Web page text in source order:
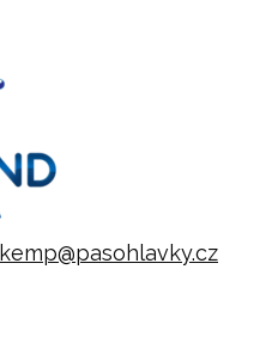
kemp@pasohlavky.cz